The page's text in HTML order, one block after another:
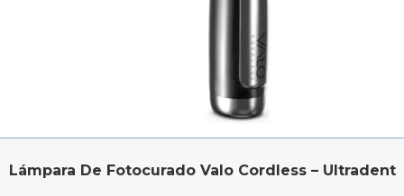
Lámpara De Fotocurado Valo Cordless – Ultradent